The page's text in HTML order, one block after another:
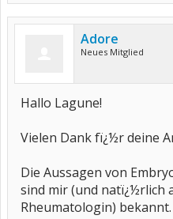
Adore
Neues Mitglied
Hallo Lagune!
Vielen Dank fï¿½r deine
Die Aussagen von
sind mir (und natï¿½rlich
Rheumatologin)